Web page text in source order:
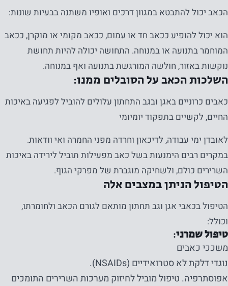
הכאב יכול להתבטא במגוון דרכים ואופיו משתנה בבעיות שונות:
הוא יכול להופיע ככאב חד או עמום, ככאב מקומי או מוקרן, ככאב
המוחמר בתנועה או במנוחה. התחושה יכולה להיות תחושת
נוקשות באזור, חולשה המורגשת בתנועה ואף במנוחה.
השלכות הכאב על הסובלים ממנו:
כאבים כרוניים באגן ובגב התחתון עלולים להוביל לפגיעה באיכות
החיים, לקשיים בתפקוד יומיומי
לאובדן ימי עבודה, לדיכאון וחרדה מפני החמרה ואי וודאות.
במקרים רבים הימנעות בשל כאב מפעילות תוביל לירידה באיכות
השרירים כולם, ולשחיקה מוגברת של מפרקי הגוף.
הטיפול הניתן במצבים אלה
הטיפול בכאבי אגן וגב תחתון מותאם לגורם הכאב ולחומרתו,
וכולל:
טיפול שמרני:
משככי כאבים
נוגדי דלקת לא סטרואידיים (NSAIDs).
אפוסתרפיה. טיפול מוביל לחיזוק מערכות השרירים התומכים
נחוץ
הם נחוצים
כדי שהאתר